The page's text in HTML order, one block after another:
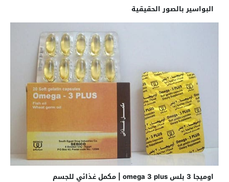
البواسير بالصور الحقيقية
اوميجا 3 بلس omega 3 plus | مكمل غذائي للجسم